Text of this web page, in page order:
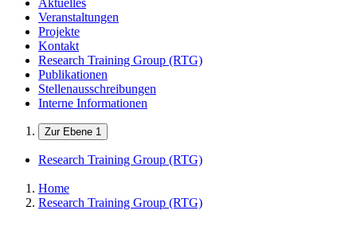
Aktuelles
Veranstaltungen
Projekte
Kontakt
Research Training Group (RTG)
Publikationen
Stellenausschreibungen
Interne Informationen
Zur Ebene 1
Research Training Group (RTG)
Home
Research Training Group (RTG)